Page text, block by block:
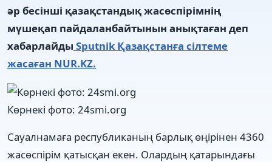
әр бесінші қазақстандық жасөспірімнің
мүшеқап пайдаланбайтынын анықтаған деп
хабарлайды Sputnik Қазақстанға сілтеме
жасаған NUR.KZ.
Көрнекі фото: 24smi.org
Сауалнамаға республиканың барлық өңірінен 4360
жасөспірім қатысқан екен. Олардың қатарындағы